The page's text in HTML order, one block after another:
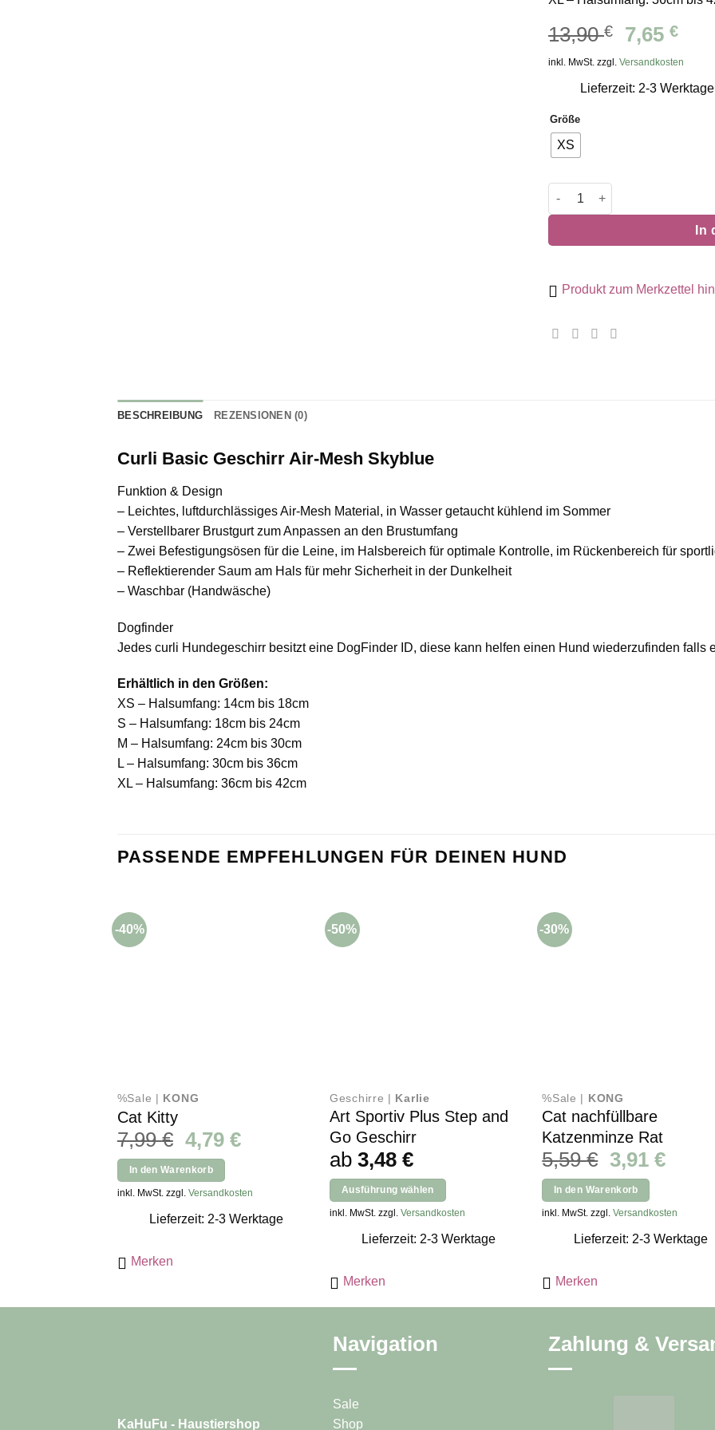
13,90€
Preis
13,90 €
7,65 €
Preis
7,65
inkl. MwSt. zzgl. Versandkosten
Lieferzeit: 2-3 Werktage
Größe
XS
Curli Basic Geschirr Air-Mesh
In
Produkt zum Merkzettel
BESCHREIBUNG REZENSIONEN (0)
Curli Basic Geschirr Air-Mesh Skyblue
Funktion & Design
– Leichtes, luftdurchlässiges Air-Mesh Material, in Wasser getaucht kühlend im Sommer
– Verstellbarer Brustgurt zum Anpassen an den Brustumfang
– Zwei Befestigungsösen für die Leine, im Halsbereich für optimale Kontrolle, im Rückenbereich für
– Reflektierender Saum am Hals für mehr Sicherheit in der Dunkelheit
– Waschbar (Handwäsche)
Dogfinder
Jedes curli Hundegeschirr besitzt eine DogFinder ID, diese kann helfen einen Hund wiederzufinden falls
Erhältlich in den Größen:
XS – Halsumfang: 14cm bis 18cm
S – Halsumfang: 18cm bis 24cm
M – Halsumfang: 24cm bis 30cm
L – Halsumfang: 30cm bis 36cm
XL – Halsumfang: 36cm bis 42cm
PASSENDE EMPFEHLUNGEN FÜR DEINEN HUND
-40%
%Sale | KONG
Cat Kitty
7,99€ Ursprünglicher
Preis
war:
7,99 €
4,79 €Aktueller
4,79 €.
In den Warenkorb
inkl. MwSt. zzgl. Versandkosten
Lieferzeit: 2-3 Werktage
Merken
-50%
Geschirre | Karlie
Art Sportiv Plus Step and
Go Geschirr
ab3,48€
Ausführung wählen
Dieses
Varianten
Optionen
Produktseite
inkl. MwSt. zzgl.Versandkosten
Lieferzeit: 2-3 Werktage
Merken
-30%
%Sale | KONG
Cat nachfüllbare
Katzenminze Rat
5,59€
Preis
war:
5,59 €
3,91€
3,91 €.
In den Warenkorb
inkl. MwSt. zzgl.Versandkosten
Lieferzeit: 2-3 Werktage
Merken
KaHuFu - Haustiershop
Navigation
Sale
Shop
Zahlung &